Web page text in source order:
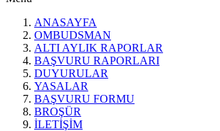
ANASAYFA
OMBUDSMAN
ALTI AYLIK RAPORLAR
BAŞVURU RAPORLARI
DUYURULAR
YASALAR
BAŞVURU FORMU
BROŞÜR
İLETİŞİM